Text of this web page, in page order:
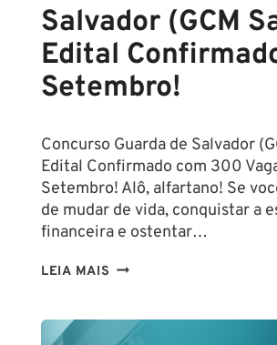
Salvador (GCM
Edital
Setembro!
Concurso Guarda de Salvador
Edital Confirmado com 300
Setembro! Alô, alfartano! Se
de mudar de vida, conquistar a
financeira e ostentar…
LEIA MAIS CONCURSO
SALVADOR